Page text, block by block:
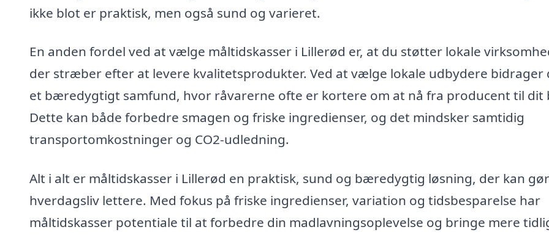
ikke blot er praktisk, men også sund og varieret.
En anden fordel ved at vælge måltidskasser i Lillerød er, at du støtter lokale
der stræber efter at levere kvalitetsprodukter. Ved at vælge lokale udbydere bidrager
et bæredygtigt samfund, hvor råvarerne ofte er kortere om at nå fra producent til dit
Dette kan både forbedre smagen og friske ingredienser, og det mindsker samtidig
transportomkostninger og CO2-udledning.
Alt i alt er måltidskasser i Lillerød en praktisk, sund og bæredygtig løsning, der kan
hverdagsliv lettere. Med fokus på friske ingredienser, variation og tidsbesparelse har
måltidskasser potentiale til at forbedre din madlavningsoplevelse og bringe mere